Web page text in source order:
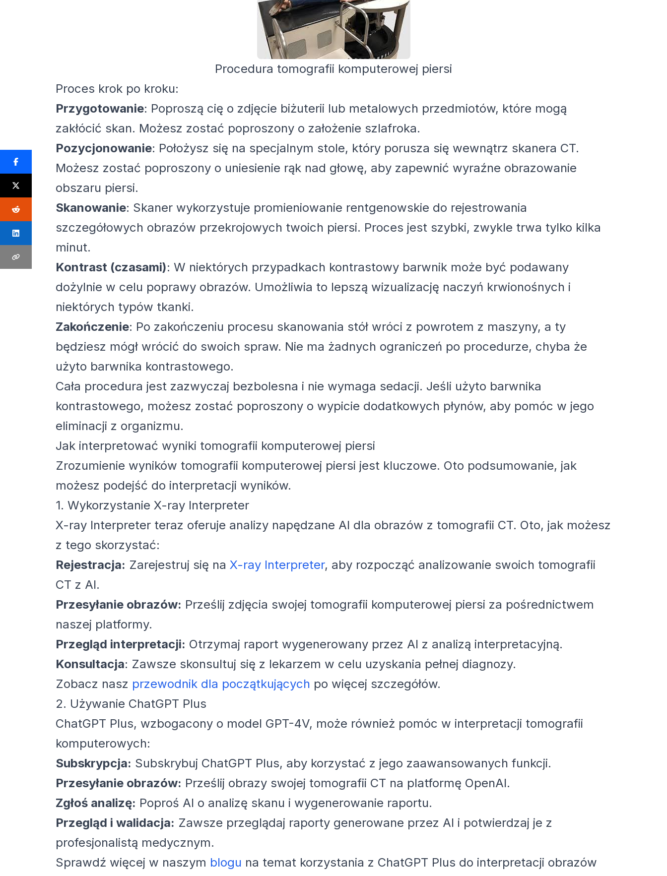
Procedura tomografii komputerowej piersi
Proces krok po kroku:
Przygotowanie: Poproszą cię o zdjęcie biżuterii lub metalowych przedmiotów, które mogą
zakłócić skan. Możesz zostać poproszony o założenie szlafroka.
Pozycjonowanie: Położysz się na specjalnym stole, który porusza się wewnątrz skanera CT.
Możesz zostać poproszony o uniesienie rąk nad głowę, aby zapewnić wyraźne obrazowanie
obszaru piersi.
Skanowanie: Skaner wykorzystuje promieniowanie rentgenowskie do rejestrowania
szczegółowych obrazów przekrojowych twoich piersi. Proces jest szybki, zwykle trwa tylko kilka
minut.
Kontrast (czasami): W niektórych przypadkach kontrastowy barwnik może być podawany
dożylnie w celu poprawy obrazów. Umożliwia to lepszą wizualizację naczyń krwionośnych i
niektórych typów tkanki.
Zakończenie: Po zakończeniu procesu skanowania stół wróci z powrotem z maszyny, a ty
będziesz mógł wrócić do swoich spraw. Nie ma żadnych ograniczeń po procedurze, chyba że
użyto barwnika kontrastowego.
Cała procedura jest zazwyczaj bezbolesna i nie wymaga sedacji. Jeśli użyto barwnika
kontrastowego, możesz zostać poproszony o wypicie dodatkowych płynów, aby pomóc w jego
eliminacji z organizmu.
Jak interpretować wyniki tomografii komputerowej piersi
Zrozumienie wyników tomografii komputerowej piersi jest kluczowe. Oto podsumowanie, jak
możesz podejść do interpretacji wyników.
1. Wykorzystanie X-ray Interpreter
X-ray Interpreter teraz oferuje analizy napędzane AI dla obrazów z tomografii CT. Oto, jak możesz
z tego skorzystać:
Rejestracja: Zarejestruj się na X-ray Interpreter, aby rozpocząć analizowanie swoich tomografii
CT z AI.
Przesyłanie obrazów: Prześlij zdjęcia swojej tomografii komputerowej piersi za pośrednictwem
naszej platformy.
Przegląd interpretacji: Otrzymaj raport wygenerowany przez AI z analizą interpretacyjną.
Konsultacja: Zawsze skonsultuj się z lekarzem w celu uzyskania pełnej diagnozy.
Zobacz nasz przewodnik dla początkujących po więcej szczegółów.
2. Używanie ChatGPT Plus
ChatGPT Plus, wzbogacony o model GPT-4V, może również pomóc w interpretacji tomografii
komputerowych:
Subskrypcja: Subskrybuj ChatGPT Plus, aby korzystać z jego zaawansowanych funkcji.
Przesyłanie obrazów: Prześlij obrazy swojej tomografii CT na platformę OpenAI.
Zgłoś analizę: Poproś AI o analizę skanu i wygenerowanie raportu.
Przegląd i walidacja: Zawsze przeglądaj raporty generowane przez AI i potwierdzaj je z
profesjonalistą medycznym.
Sprawdź więcej w naszym blogu na temat korzystania z ChatGPT Plus do interpretacji obrazów